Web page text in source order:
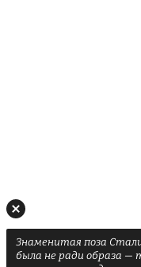
Знаменитая поза
была не ради образа —